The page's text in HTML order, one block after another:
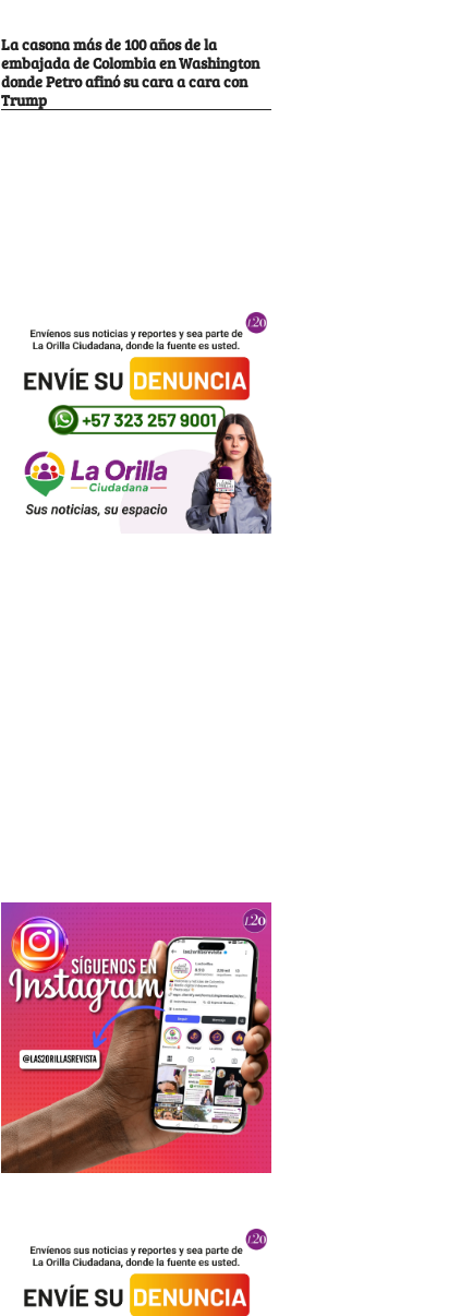
La casona más de 100 años de la
embajada de Colombia en Washington
donde Petro afinó su cara a cara con
Trump